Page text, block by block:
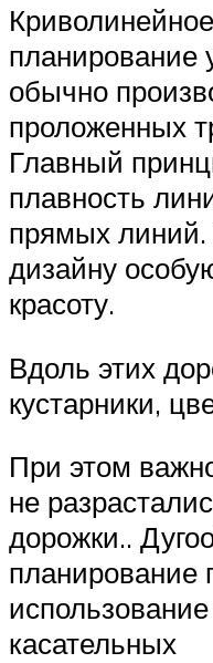
планирование
обычно
проложенных
Главный
плавность
прямых линий.
дизайну
красоту.
Вдоль этих
кустарники,
При этом
не
дорожки..
планирование
касательных